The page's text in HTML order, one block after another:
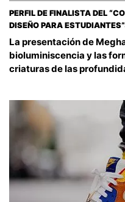
PERFIL DE FINALISTA DEL
DISEÑO PARA
La presentación de
bioluminiscencia y las
criaturas de las